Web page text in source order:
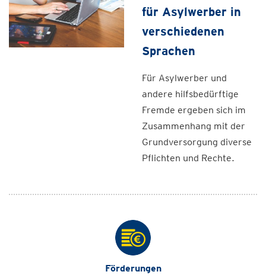
für Asylwerber in
verschiedenen
Sprachen
Für Asylwerber und
andere hilfsbedürftige
Fremde ergeben sich im
Zusammenhang mit der
Grundversorgung diverse
Pflichten und Rechte.
Förderungen